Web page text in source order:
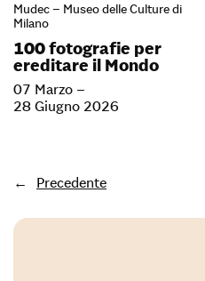
Mudec – Museo delle Culture di
Milano
100 fotografie per
ereditare il Mondo
07 Marzo –
28 Giugno 2026
← Precedente